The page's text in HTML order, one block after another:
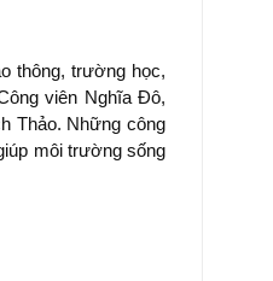
thông, trường học,
viên Nghĩa Đô,
Thảo. Những công
môi trường sống